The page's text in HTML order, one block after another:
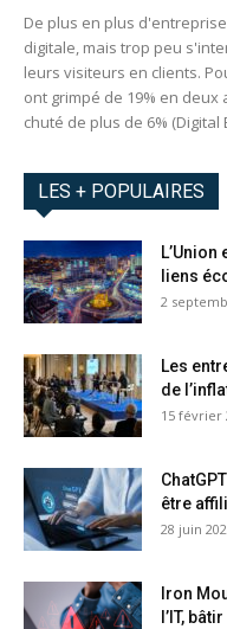
De plus en plus
digitale, mais trop peu
leurs visiteurs en clients.
ont grimpé de 19% en
chuté de plus de 6%
LES + POPULAIRES
liens
2
Les
de
15 février
être
28 juin
Iron
l’IT,